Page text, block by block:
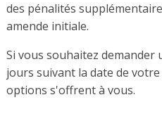
des pénalités
amende initiale.
Si vous souhaitez demander
jours suivant la date de
options s'offrent à vous.